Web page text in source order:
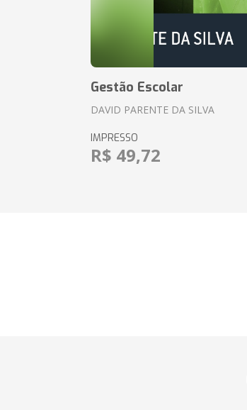
Gestão Escolar
DAVID PARENTE DA SILVA
IMPRESSO
R$ 49,72